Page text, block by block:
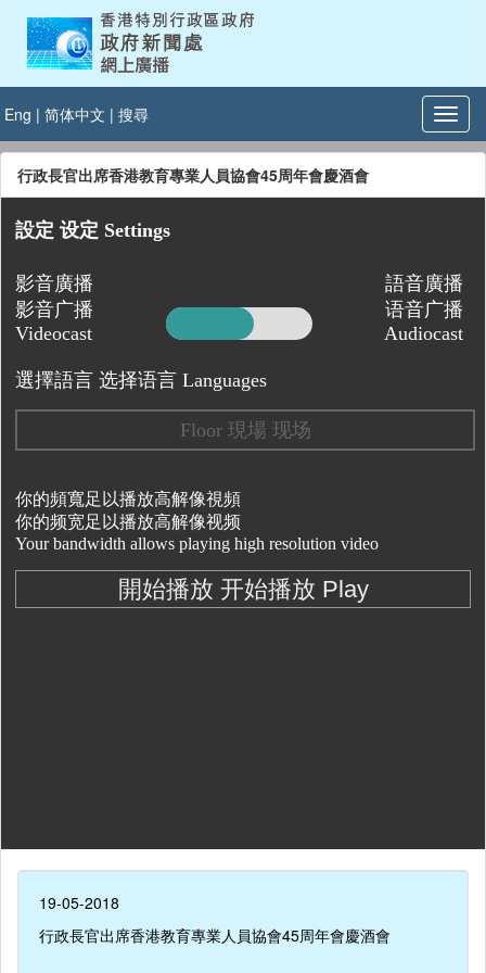
Eng | 简体中文 | 搜尋
行政長官出席香港教育專業人員協會45周年會慶酒會
19-05-2018
行政長官出席香港教育專業人員協會45周年會慶酒會